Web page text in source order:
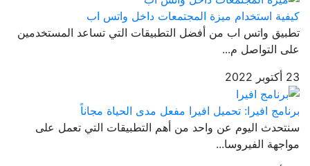
كيفية استخدام ميزة المجتمعات داخل واتس اب
تطبيق واتس اب من أفضل التطبيقات التي تساعد المستخدمين
على التواصل م...
23 أكتوبر 2022
برنامج افيرا: تحميل افيرا مفعل مدى الحياة مجاناً
سنتحدث اليوم عن واحد من أهم التطبيقات التي تعمل على
مواجهة الفيروسا...